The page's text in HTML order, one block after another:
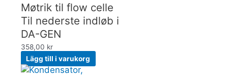
Møtrik til flow celle
Til nederste indløb i
DA-GEN
358,00 kr
Lägg till i varukorg